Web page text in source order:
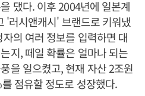
댔다. 이후 2004년에 일본계
'러시앤캐시' 브랜드로 키워냈
의 여러 정보를 입력하면 대
지, 떼일 확률은 얼마나 되는
을 일으켰고, 현재 자산 2조원
점유할 정도로 성장했다.